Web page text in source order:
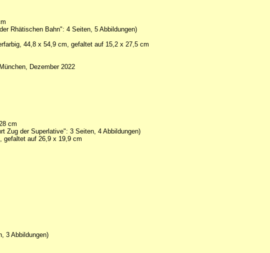
Rhätischen Bahn": 4 Seiten, 5 Abbildungen)
44,8 x 54,9 cm, gefaltet auf 15,2 x 27,5 cm
Dezember 2022
cm
Zug der Superlative": 3 Seiten, 4 Abbildungen)
gefaltet auf 26,9 x 19,9 cm
3 Abbildungen)